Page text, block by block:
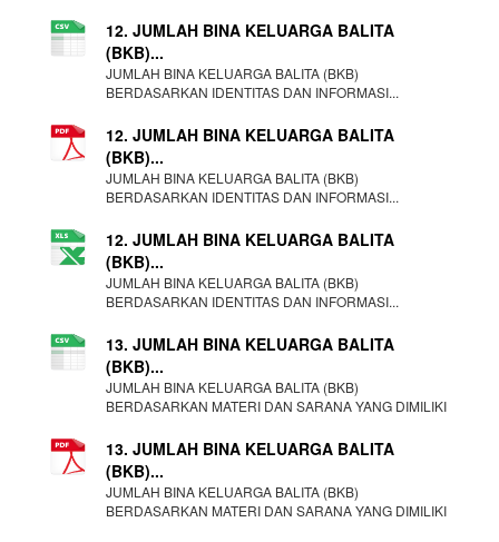
12. JUMLAH BINA KELUARGA BALITA
(BKB)...
JUMLAH BINA KELUARGA BALITA (BKB)
BERDASARKAN IDENTITAS DAN INFORMASI...
12. JUMLAH BINA KELUARGA BALITA
(BKB)...
JUMLAH BINA KELUARGA BALITA (BKB)
BERDASARKAN IDENTITAS DAN INFORMASI...
12. JUMLAH BINA KELUARGA BALITA
(BKB)...
JUMLAH BINA KELUARGA BALITA (BKB)
BERDASARKAN IDENTITAS DAN INFORMASI...
13. JUMLAH BINA KELUARGA BALITA
(BKB)...
JUMLAH BINA KELUARGA BALITA (BKB)
BERDASARKAN MATERI DAN SARANA YANG DIMILIKI
13. JUMLAH BINA KELUARGA BALITA
(BKB)...
JUMLAH BINA KELUARGA BALITA (BKB)
BERDASARKAN MATERI DAN SARANA YANG DIMILIKI